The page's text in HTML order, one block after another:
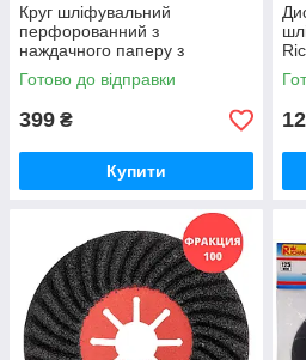
Круг шліфувальний
перфорованний з
наждачного паперу з
липучкою Draumet 225 мм
фракція 120 (E8678)
Готово до відправки
399 ₴
Купити